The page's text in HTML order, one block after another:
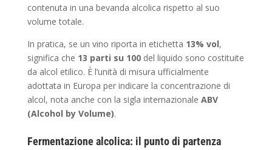
contenuta in una bevanda alcolica rispetto al suo
volume totale.
In pratica, se un vino riporta in etichetta 13% vol,
significa che 13 parti su 100del liquido sono costituite
da alcol etilico. È l’unità di misura ufficialmente
adottata in Europa per indicare la concentrazione di
alcol, nota anche con la sigla internazionale ABV
(Alcohol by Volume).
Fermentazione alcolica: il punto di partenza